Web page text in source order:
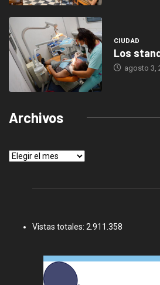
CIUDAD
Los
agosto 3,
Archivos
Archivos
Vistas totales: 2.911.358